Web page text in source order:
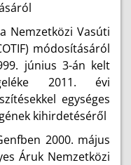
a Nemzetközi Vasúti
módosításáról
június 3-án kelt
2011. évi
egységes
kihirdetéséről
2000. május
Áruk Nemzetközi